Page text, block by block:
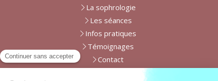
La sophrologie
Les séances
Infos pratiques
Témoignages
Contact